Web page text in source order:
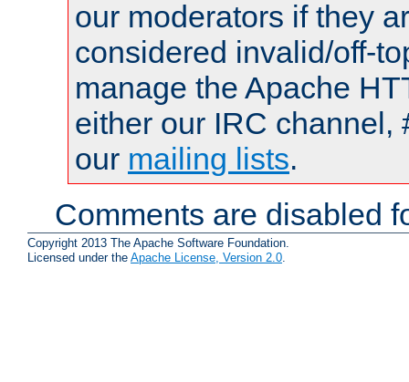
our moderators if they
considered invalid/off-
manage the Apache
either our IRC channel,
our mailing lists.
Comments are disabled
Copyright 2013 The Apache Software Foundation.
Licensed under the Apache License, Version 2.0.